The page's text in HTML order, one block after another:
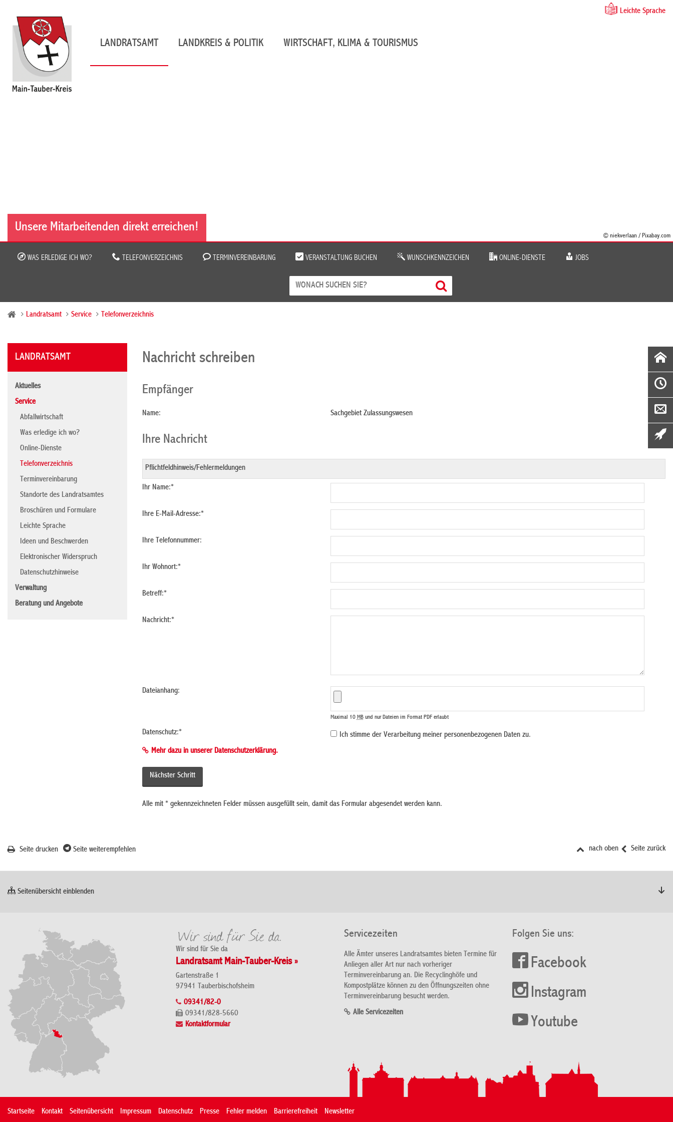
Leichte Sprache
LANDRATSAMT LANDKREIS & POLITIK WIRTSCHAFT, KLIMA & TOURISMUS
Unsere Mitarbeitenden direkt erreichen!
© niekverlaan / Pixabay.com
WAS ERLEDIGE ICH WO? TELEFONVERZEICHNIS TERMINVEREINBARUNG VERANSTALTUNG BUCHEN WUNSCHKENNZEICHEN ONLINE-DIENSTE JOBS
Landratsamt Service Telefonverzeichnis
LANDRATSAMT
Aktuelles
Service
Abfallwirtschaft
Was erledige ich wo?
Online-Dienste
Telefonverzeichnis
Terminvereinbarung
Standorte des Landratsamtes
Broschüren und Formulare
Leichte Sprache
Ideen und Beschwerden
Elektronischer Widerspruch
Datenschutzhinweise
Verwaltung
Beratung und Angebote
Nachricht schreiben
Empfänger
Name: Sachgebiet Zulassungswesen
Ihre Nachricht
Ihr Name:*
Ihre E-Mail-Adresse:*
Ihre Telefonnummer:
Ihr Wohnort:*
Betreff:*
Nachricht:*
Dateianhang:
Maximal 10 MBund nur Dateien im Format PDF erlaubt
Datenschutz:*
Ich stimme der Verarbeitung meiner personenbezogenen Daten zu.
Mehr dazu in unserer Datenschutzerklärung.
Alle mit *gekennzeichneten Felder müssen ausgefüllt sein, damit das Formular abgesendet werden kann.
Seite zurück
nach oben
Seite drucken Seite weiterempfehlen
Seitenübersicht einblenden
Wir sind für Sie da
Landratsamt Main-Tauber-Kreis »
Gartenstraße 1
97941 Tauberbischofsheim
09341/82-0
09341/828-5660
Kontaktformular
Servicezeiten
Alle Ämter unseres Landratsamtes bieten Termine für
Anliegen aller Art nur nach vorheriger
Terminvereinbarung an. Die Recyclinghöfe und
Kompostplätze können zu den Öffnungszeiten ohne
Terminvereinbarung besucht werden.
Alle Servicezeiten
Folgen Sie uns:
Facebook
Instagram
Youtube
Startseite Kontakt Seitenübersicht Impressum Datenschutz Presse Fehler melden Barrierefreiheit Newsletter